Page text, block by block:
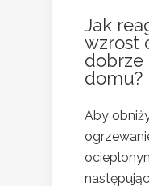
Jak
wzrost
dobrze
domu?
Aby